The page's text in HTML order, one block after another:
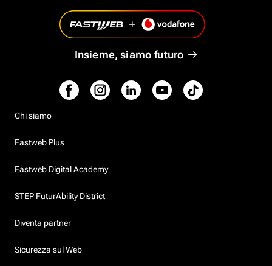
Insieme, siamo futuro
Chi siamo
Fastweb Plus
Fastweb Digital Academy
STEP FuturAbility District
Diventa partner
Sicurezza sul Web